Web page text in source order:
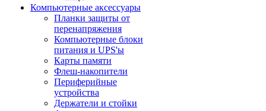
Компьютерные аксессуары
Планки защиты от
перенапряжения
Компьютерные блоки
питания и UPS'ы
Карты памяти
Флеш-накопители
Периферийные
устройства
Держатели и стойки